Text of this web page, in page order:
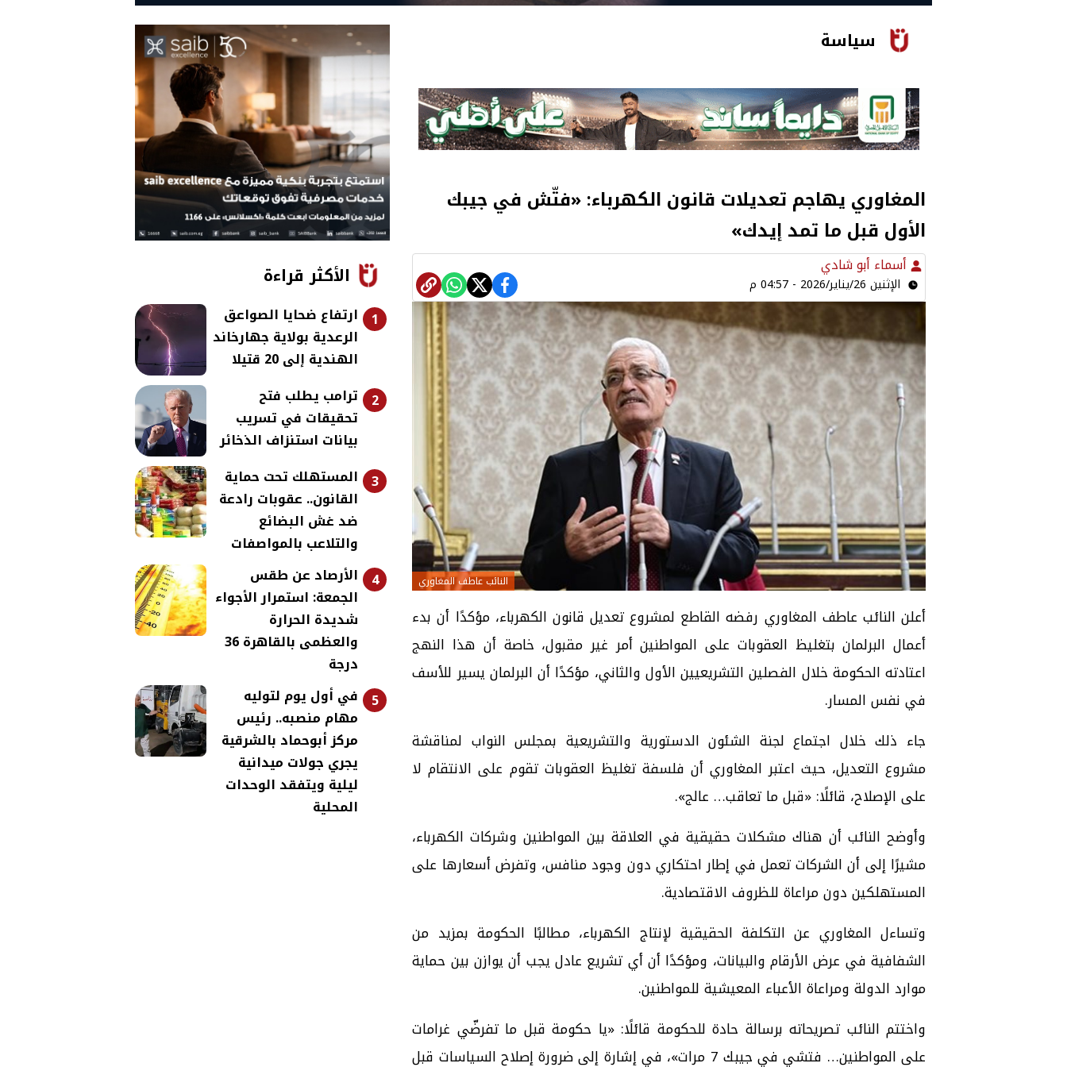
سياسة
المغاوري يهاجم تعديلات قانون الكهرباء: «فتّش في جيبك
الأول قبل ما تمد إيدك»
أسماء أبو شادي
الإثنين 26/يناير/2026 - 04:57 م
النائب عاطف المغاوري
أعلن النائب عاطف المغاوري رفضه القاطع لمشروع تعديل قانون الكهرباء، مؤكدًا أن بدء
أعمال البرلمان بتغليظ العقوبات على المواطنين أمر غير مقبول، خاصة أن هذا النهج
اعتادته الحكومة خلال الفصلين التشريعيين الأول والثاني، مؤكدًا أن البرلمان يسير للأسف
في نفس المسار.
جاء ذلك خلال اجتماع لجنة الشئون الدستورية والتشريعية بمجلس النواب لمناقشة
مشروع التعديل، حيث اعتبر المغاوري أن فلسفة تغليظ العقوبات تقوم على الانتقام لا
على الإصلاح، قائلًا: «قبل ما تعاقب… عالج».
وأوضح النائب أن هناك مشكلات حقيقية في العلاقة بين المواطنين وشركات الكهرباء،
مشيرًا إلى أن الشركات تعمل في إطار احتكاري دون وجود منافس، وتفرض أسعارها على
المستهلكين دون مراعاة للظروف الاقتصادية.
وتساءل المغاوري عن التكلفة الحقيقية لإنتاج الكهرباء، مطالبًا الحكومة بمزيد من
الشفافية في عرض الأرقام والبيانات، ومؤكدًا أن أي تشريع عادل يجب أن يوازن بين حماية
موارد الدولة ومراعاة الأعباء المعيشية للمواطنين.
واختتم النائب تصريحاته برسالة حادة للحكومة قائلًا: «يا حكومة قبل ما تفرضّي غرامات
على المواطنين… فتشي في جيبك 7 مرات»، في إشارة إلى ضرورة إصلاح السياسات قبل
الأكثر قراءة
1
ارتفاع ضحايا الصواعق
الرعدية بولاية جهارخاند
الهندية إلى 20 قتيلا
2
ترامب يطلب فتح
تحقيقات في تسريب
بيانات استنزاف الذخائر
3 المستهلك تحت حماية
القانون.. عقوبات رادعة
ضد غش البضائع
والتلاعب بالمواصفات
4
الأرصاد عن طقس
الجمعة: استمرار الأجواء
شديدة الحرارة
والعظمى بالقاهرة 36
درجة
5
في أول يوم لتوليه
مهام منصبه.. رئيس
مركز أبوحماد بالشرقية
يجري جولات ميدانية
ليلية ويتفقد الوحدات
المحلية